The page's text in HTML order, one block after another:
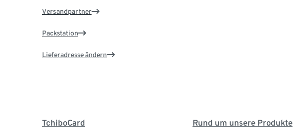
Versandpartner
Packstation
Lieferadresse ändern
TchiboCard Rund um unsere Produkte